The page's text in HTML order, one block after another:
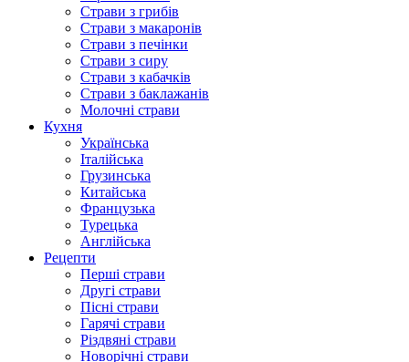
Страви з грибів
Страви з макаронів
Страви з печінки
Страви з сиру
Страви з кабачків
Страви з баклажанів
Молочні страви
Кухня
Українська
Італійська
Грузинська
Китайська
Французька
Турецька
Англійська
Рецепти
Перші страви
Другі страви
Пісні страви
Гарячі страви
Різдвяні страви
Новорічні страви